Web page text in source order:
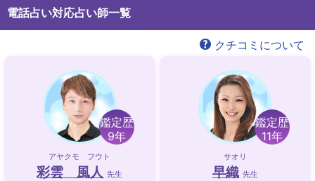
電話占い対応占い師一覧
クチコミについて
鑑定歴
9年
アヤクモ フウト
彩雲 風人 先生
鑑定歴
11年
サオリ
早織 先生